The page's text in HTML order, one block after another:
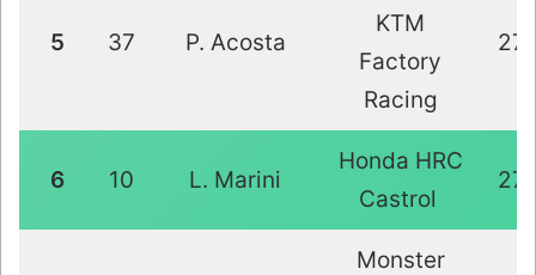
5 37 P. Acosta
KTM
Factory
Racing
27
6 10 L. Marini
Honda HRC
Castrol
27
Monster